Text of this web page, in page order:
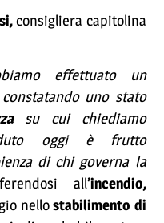
consigliera capitolina
effettuato un
uno stato
su cui chiediamo
oggi è frutto
di chi governa la
all’incendio,
nellostabilimento di